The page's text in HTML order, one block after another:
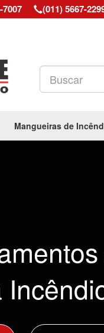
7007 (011) 5667-
Mangueiras de